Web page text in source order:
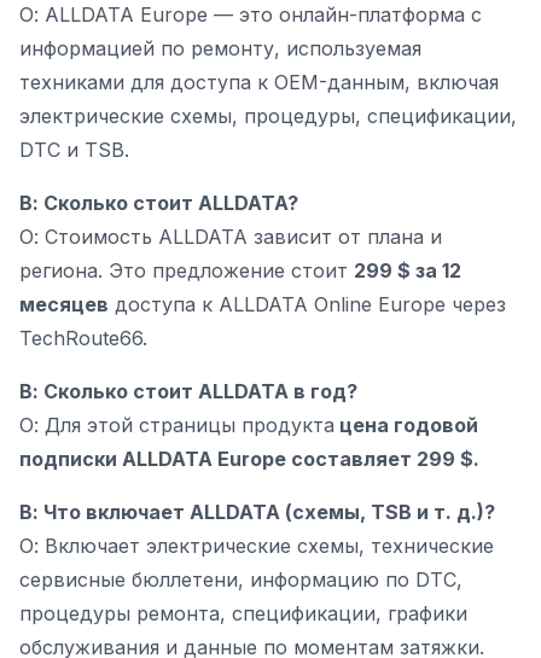
О: ALLDATA Europe — это онлайн-платформа с
информацией по ремонту, используемая
техниками для доступа к OEM-данным, включая
электрические схемы, процедуры, спецификации,
DTC и TSB.
В: Сколько стоит ALLDATA?
О: Стоимость ALLDATA зависит от плана и
региона. Это предложение стоит 299 $ за 12
месяцев доступа к ALLDATA Online Europe через
TechRoute66.
В: Сколько стоит ALLDATA в год?
О: Для этой страницы продукта цена годовой
подписки ALLDATA Europe составляет 299 $.
В: Что включает ALLDATA (схемы, TSB и т. д.)?
О: Включает электрические схемы, технические
сервисные бюллетени, информацию по DTC,
процедуры ремонта, спецификации, графики
обслуживания и данные по моментам затяжки.